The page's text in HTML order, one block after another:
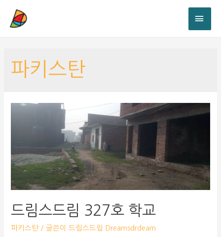
파키스탄
드림스드림 327호 학교
파키스탄/ 글쓴이드림스드림 Dreamsdrdeam